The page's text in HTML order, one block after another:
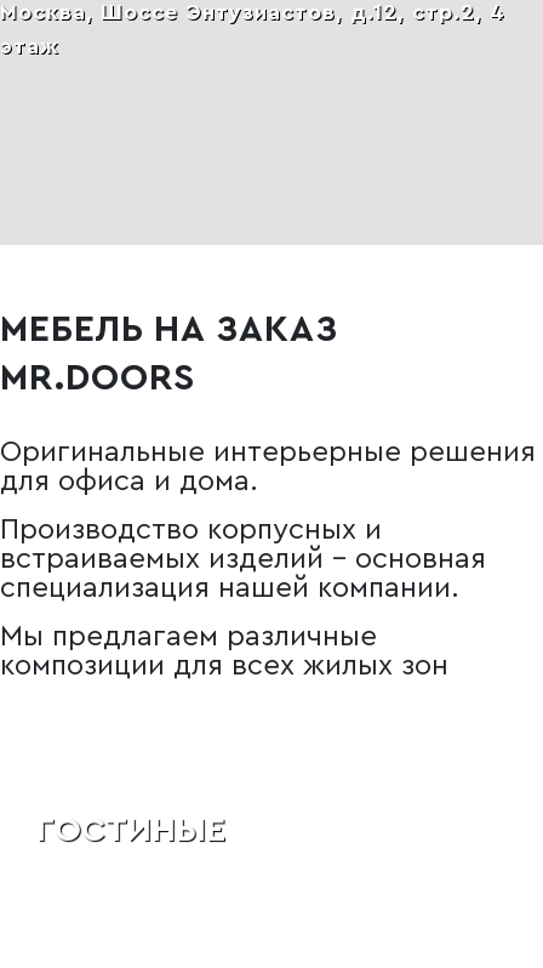
Москва, Шоссе Энтузиастов, д.12, стр.2, 4
этаж
МЕБЕЛЬ НА ЗАКАЗ
MR.DOORS
Оригинальные интерьерные решения
для офиса и дома.
Производство корпусных и
встраиваемых изделий – основная
специализация нашей компании.
Мы предлагаем различные
композиции для всех жилых зон
ГОСТИНЫЕ